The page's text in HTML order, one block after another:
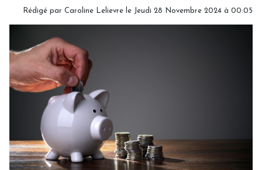
Rédigé par Caroline Lelievre le Jeudi 28 Novembre 2024 à 00:05